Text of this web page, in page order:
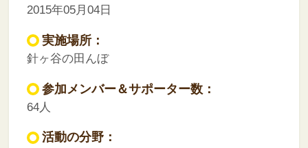
2015年05月04日
実施場所：
針ヶ谷の田んぼ
参加メンバー＆サポーター数：
64人
活動の分野：